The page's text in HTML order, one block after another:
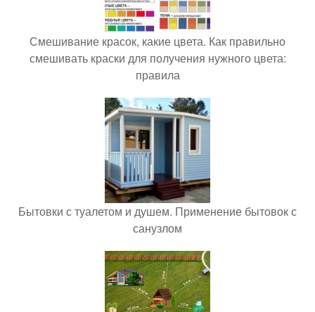
Смешивание красок, какие цвета. Как правильно
смешивать краски для получения нужного цвета:
правила
Бытовки с туалетом и душем. Применение бытовок с
санузлом